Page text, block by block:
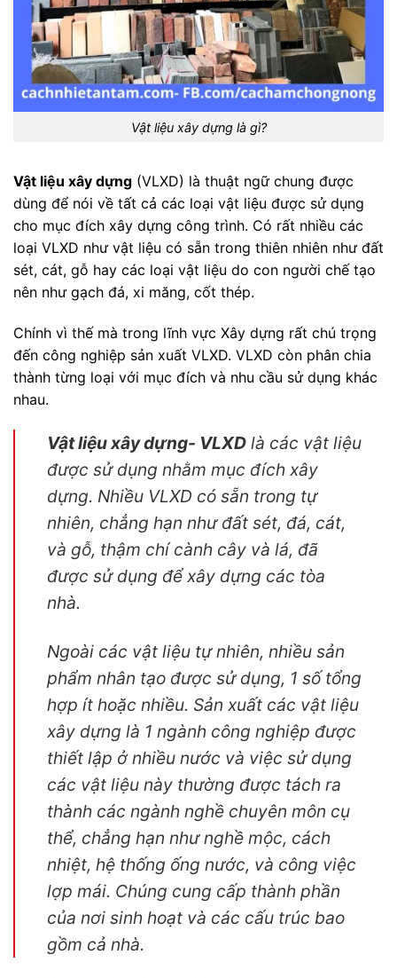
Vật liệu xây dựng là gì?
Vật liệu xây dựng (VLXD) là thuật ngữ chung được
dùng để nói về tất cả các loại vật liệu được sử dụng
cho mục đích xây dựng công trình. Có rất nhiều các
loại VLXD như vật liệu có sẵn trong thiên nhiên như đất
sét, cát, gỗ hay các loại vật liệu do con người chế tạo
nên như gạch đá, xi măng, cốt thép.
Chính vì thế mà trong lĩnh vực Xây dựng rất chú trọng
đến công nghiệp sản xuất VLXD. VLXD còn phân chia
thành từng loại với mục đích và nhu cầu sử dụng khác
nhau.
Vật liệu xây dựng- VLXD là các vật liệu
được sử dụng nhằm mục đích xây
dựng. Nhiều VLXD có sẵn trong tự
nhiên, chẳng hạn như đất sét, đá, cát,
và gỗ, thậm chí cành cây và lá, đã
được sử dụng để xây dựng các tòa
nhà.
Ngoài các vật liệu tự nhiên, nhiều sản
phẩm nhân tạo được sử dụng, 1 số tổng
hợp ít hoặc nhiều. Sản xuất các vật liệu
xây dựng là 1 ngành công nghiệp được
thiết lập ở nhiều nước và việc sử dụng
các vật liệu này thường được tách ra
thành các ngành nghề chuyên môn cụ
thể, chẳng hạn như nghề mộc, cách
nhiệt, hệ thống ống nước, và công việc
lợp mái. Chúng cung cấp thành phần
của nơi sinh hoạt và các cấu trúc bao
gồm cả nhà.